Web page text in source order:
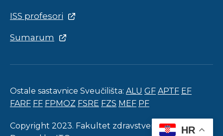
ISS profesori
Sumarum
Ostale sastavnice Sveučilišta: ALU GF APTF EF
FARF FF FPMOZ FSRE FZS MEF PF
Copyright 2023. Fakultet zdravstvenih studija.
HR